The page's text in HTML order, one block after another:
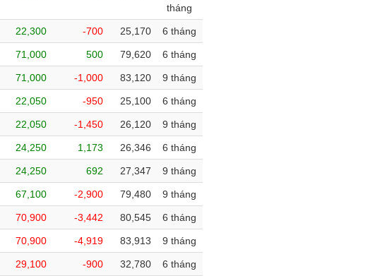
tháng
22,300 -700 25,170 6 tháng
71,000 500 79,620 6 tháng
71,000 -1,000 83,120 9 tháng
22,050 -950 25,100 6 tháng
22,050 -1,450 26,120 9 tháng
24,250 1,173 26,346 6 tháng
24,250 692 27,347 9 tháng
67,100 -2,900 79,480 9 tháng
70,900 -3,442 80,545 6 tháng
70,900 -4,919 83,913 9 tháng
29,100 -900 32,780 6 tháng